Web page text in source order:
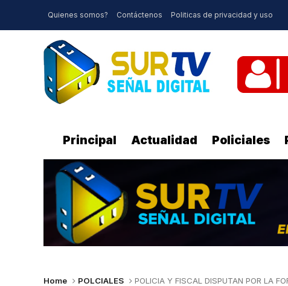
Quienes somos? Contáctenos Politicas de privacidad y uso
Principal Actualidad Policiales
Home POLCIALES POLICIA Y FISCAL DISPUTAN POR LA